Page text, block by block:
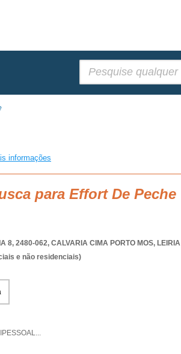
informações
para Effort De Peche
8, 2480-062, CALVARIA CIMA PORTO MOS, LEIRIA
e não residenciais)
...